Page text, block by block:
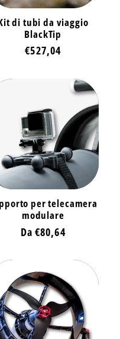
di tubi da viaggio
BlackTip
Prezzo
€527,04
per telecamera
modulare
Prezzo
Da €80,64